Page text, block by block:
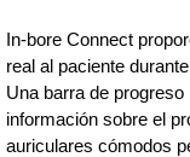
In-bore Connect
real al paciente
Una barra de
información sobre el
auriculares cómodos